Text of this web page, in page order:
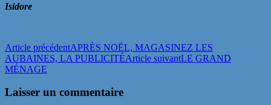
Isidore
Navigation
des
Article précédentAPRÈS NOËL, MAGASINEZ LES
AUBAINES, LA PUBLICITÉArticle suivantLE GRAND
MÉNAGE
Laisser un commentaire